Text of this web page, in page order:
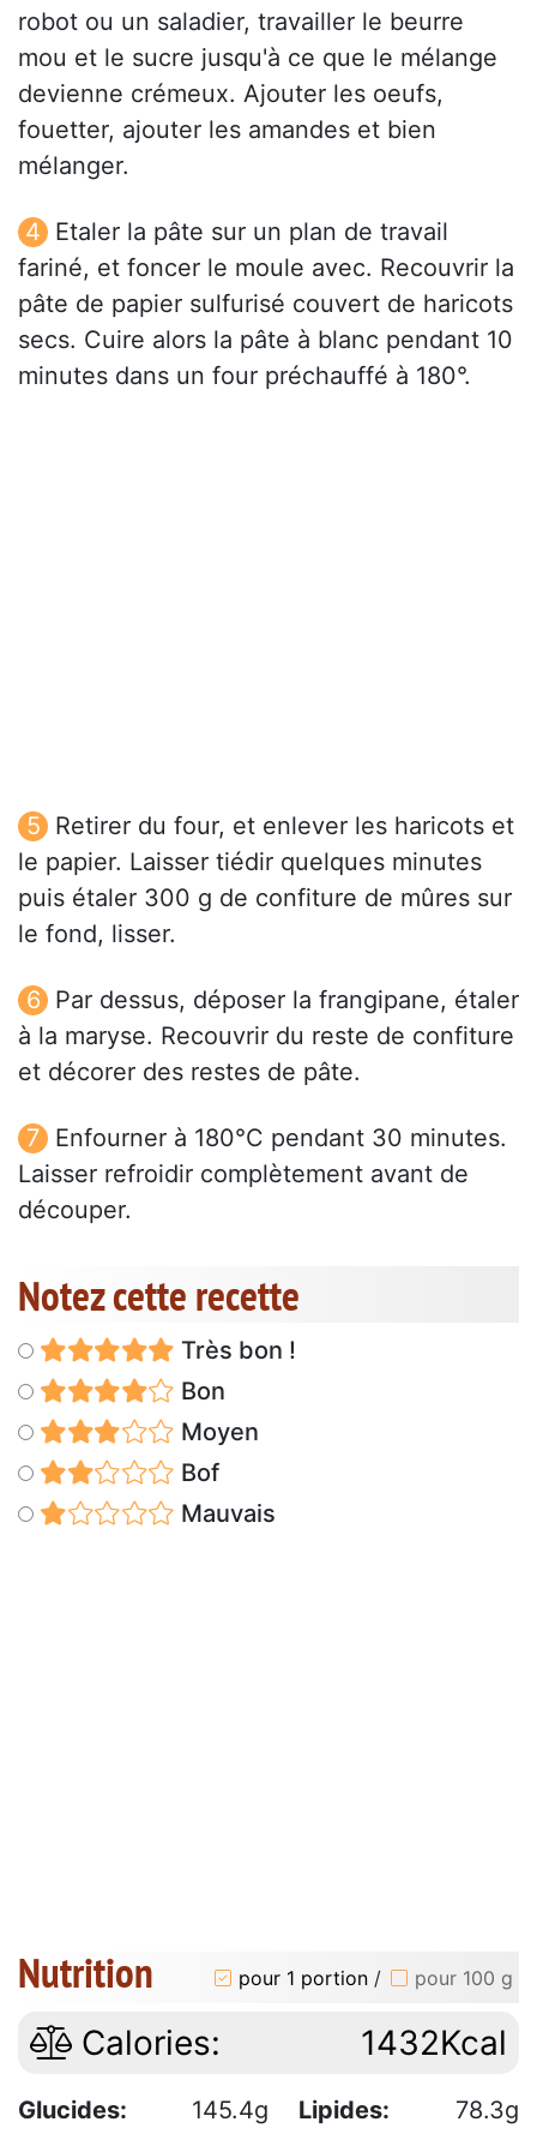
robot ou un saladier, travailler le beurre
mou et le sucre jusqu'à ce que le mélange
devienne crémeux. Ajouter les oeufs,
fouetter, ajouter les amandes et bien
mélanger.
Etaler la pâte sur un plan de travail
fariné, et foncer le moule avec. Recouvrir la
pâte de papier sulfurisé couvert de haricots
secs. Cuire alors la pâte à blanc pendant 10
minutes dans un four préchauffé à 180°.
Retirer du four, et enlever les haricots et
le papier. Laisser tiédir quelques minutes
puis étaler 300 g de confiture de mûres sur
le fond, lisser.
Par dessus, déposer la frangipane, étaler
à la maryse. Recouvrir du reste de confiture
et décorer des restes de pâte.
Enfourner à 180°C pendant 30 minutes.
Laisser refroidir complètement avant de
découper.
Notez cette recette
Très bon !
Bon
Moyen
Bof
Mauvais
Nutrition pour 1 portion / pour 100 g
Calories: 1432Kcal
Glucides: 145.4g Lipides:
78.3g